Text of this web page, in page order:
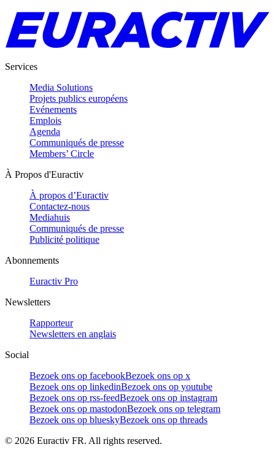
Services
Media Solutions
Projets publics européens
Evénements
Emplois
Agenda
Communiqués de presse
Members’ Circle
À Propos d'Euractiv
À propos d’Euractiv
Contactez-nous
Mediahuis
Communiqués de presse
Publicité politique
Abonnements
Euractiv Pro
Newsletters
Rapporteur
Newsletters en anglais
Social
Bezoek ons op facebookBezoek ons op x
Bezoek ons op linkedinBezoek ons op youtube
Bezoek ons op rss-feedBezoek ons op instagram
Bezoek ons op mastodonBezoek ons op telegram
Bezoek ons op blueskyBezoek ons op threads
© 2026 Euractiv FR. All rights reserved.